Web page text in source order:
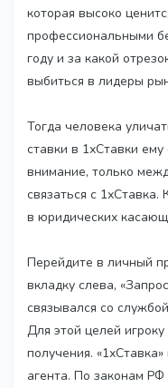
которая высоко
профессиональными
году и за какой
выбиться в лидеры
Тогда человека
ставки в 1хСтавки
внимание, только
связаться с
в юридических
Перейдите в личный
вкладку слева,
связывался со
Для этой целей
получения.
агента. По законам